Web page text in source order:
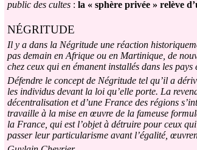
public des cultes: la « sphère privée » relève
NÉGRITUDE
Il y a dans la Négritude une réaction
pas demain en Afrique ou en Martinique, de
chez ceux qui en émanent installés dans les
Défendre le concept de Négritude tel qu’il a
les individus devant la loi qu’elle porte. La
décentralisation et d’une France des régions
travaille à la mise en œuvre de la fameuse
la France, qui est l’objet à détruire pour ceux
passer leur particularisme avant l’égalité,